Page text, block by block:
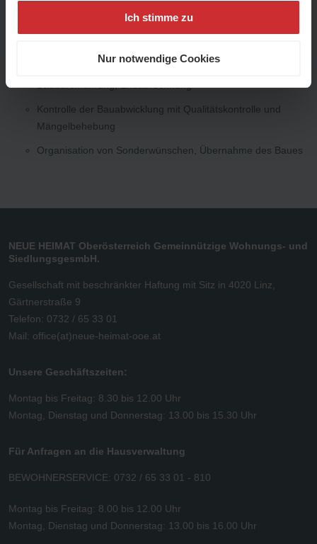
Ich stimme zu
Nur notwendige Cookies
Veranlassung und Prüfung der Planung
Finanzierungsbeschaffung und Buchhaltung für
Baudurchführung, Endabrechnung
Kontrolle der Bauabwicklung mit Qualitätskontrolle und
Mängelbehebung
Organisation von Sonderwünschen, Übernahme des Baues
NEUE HEIMAT Oberösterreich Gemeinnützige Wohnungs- und
SiedlungsgesmbH.
Gesellschaft mit beschränkter Haftung mit Sitz in 4020 Linz,
Gärtnerstraße 9
Telefon: 0732 / 65 33 01
Mail: office(at)neue-heimat-ooe.at
Unsere Geschäftszeiten:
Montag bis Freitag: 8.30 bis 12.00 Uhr
Montag, Dienstag und Donnerstag: 13.00 bis 15.30 Uhr
Für Anfragen an die Hausverwaltung
BEWOHNERSERVICE: 0732 / 65 33 01 - 810
Montag bis Freitag: 8.00 bis 12.00 Uhr
Montag, Dienstag und Donnerstag: 13.00 bis 16.00 Uhr